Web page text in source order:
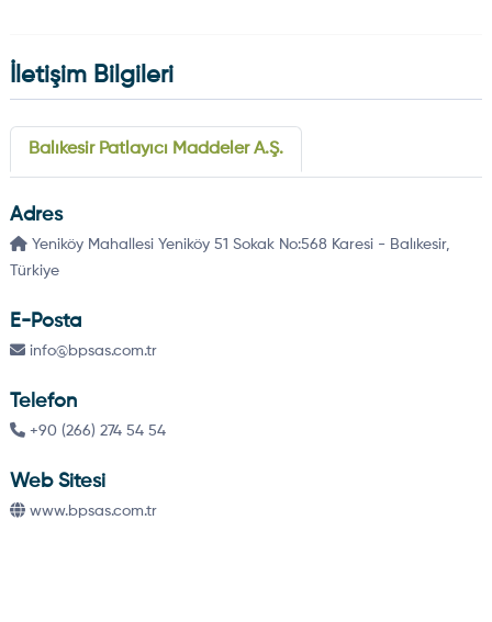
İletişim Bilgileri
Balıkesir Patlayıcı Maddeler A.Ş.
Adres
Yeniköy Mahallesi Yeniköy 51 Sokak No:568 Karesi - Balıkesir,
Türkiye
E-Posta
info@bpsas.com.tr
Telefon
+90 (266) 274 54 54
Web Sitesi
www.bpsas.com.tr